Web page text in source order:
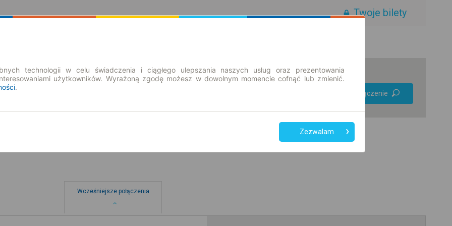
Twoje bilety
Znajdź połączenie
Wcześniejsze połączenia
technologii w celu świadczenia i ciągłego ulepszania naszych usług oraz prezentowania
użytkowników. Wyrażoną zgodę możesz w dowolnym momencie cofnąć lub zmienić.
.
Zezwalam